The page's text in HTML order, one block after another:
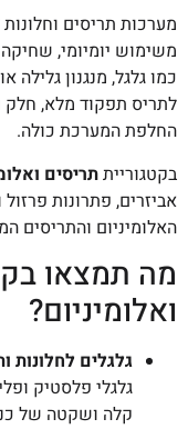
מערכות תריסים
משימוש יומיומי,
כמו גלגל, מנגנון
לתריס תפקוד מלא, חלק
החלפת המערכת כולה.
בקטגורייתתריסים
אביזרים, פתרונות
האלומיניום והתריסים
מה תמצאו
ואלומיניום?
גלגלים לחלונות
גלגלי פלסטיק
קלה ושקטה של